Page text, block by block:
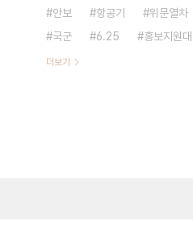
안보
항공기 위문열차
국군
6.25 홍보지원대
더보기